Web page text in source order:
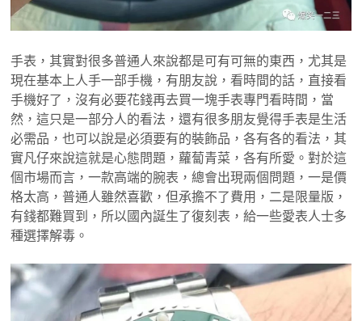
手表，其實對很多普通人來說都是可有可無的東西，尤其是
現在基本上人手一部手機，有朋友說，看時間的話，直接看
手機好了，沒有必要花錢再去買一塊手表專門看時間，當
然，這只是一部分人的看法，還有很多朋友覺得手表是生活
必需品，也可以說是必須要有的裝飾品，各有各的看法，其
實凡仔來說這就是心態問題，蘿蔔青菜，各有所愛。對於這
個市場而言，一款高端的腕表，總會出現兩個問題，一是價
格太高，普通人雖然喜歡，但承擔不了費用，二是限量版，
有錢都難買到，所以國內誕生了復刻表，給一些愛表人士多
種選擇解毒。